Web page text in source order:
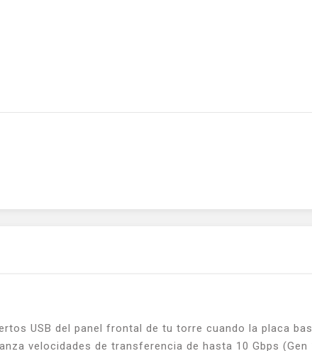
USB del panel frontal de tu torre cuando la placa
velocidades de transferencia de hasta 10 Gbps